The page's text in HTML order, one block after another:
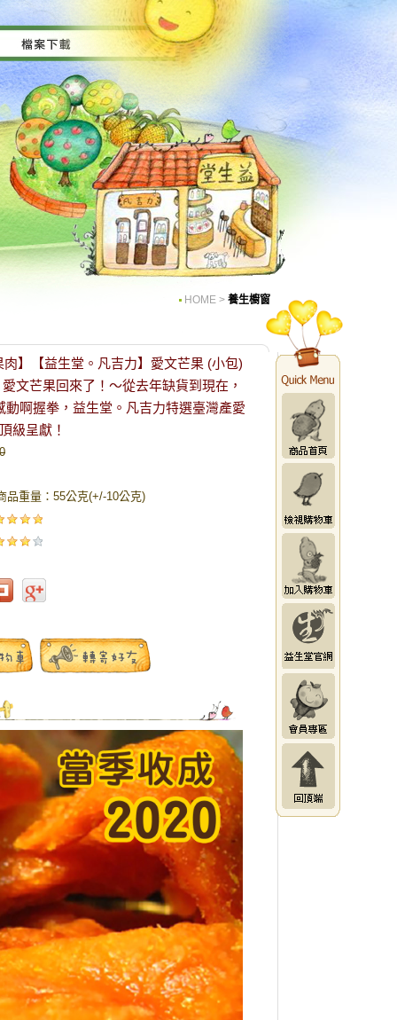
HOME > 養生櫥窗
肉】【益生堂。凡吉力】愛文芒果 (小包)
文芒果回來了！〜從去年缺貨到現在，
動啊握拳，益生堂。凡吉力特選臺灣產愛
級呈獻！
重量：55公克(+/-10公克)